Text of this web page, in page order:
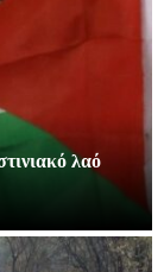
λαό